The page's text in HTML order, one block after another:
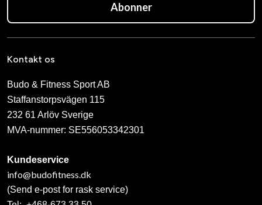
Abonner
Kontakt os
Budo & Fitness Sport AB
Staffanstorpsvägen 115
232 61 Arlöv Sverige
MVA-nummer: SE556053342301
Kundeservice
info@budofitness.dk
(Send e-post for rask service)